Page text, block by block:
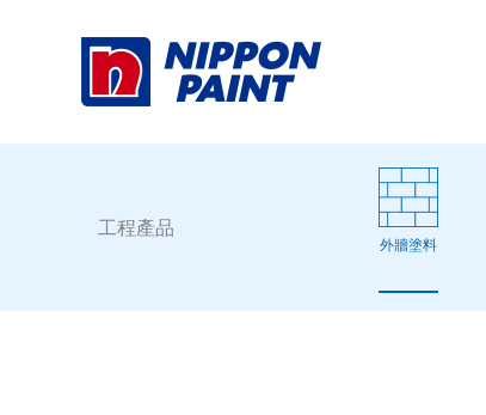
工程產品
外牆塗料